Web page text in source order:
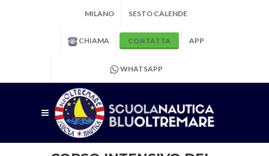
MILANO SESTO CALENDE
CHIAMA CONTATTA APP
WHATSAPP